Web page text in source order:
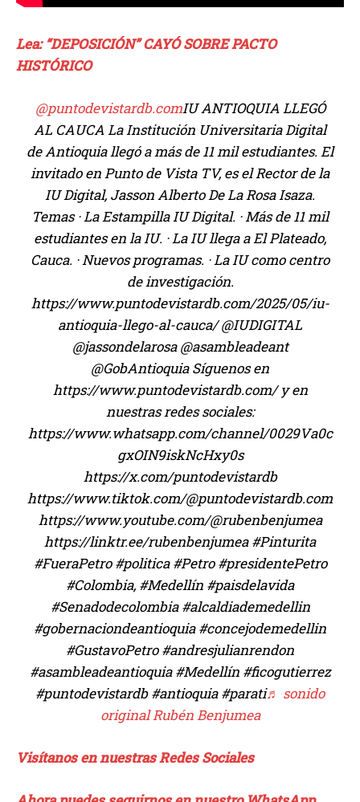
Lea: “DEPOSICIÓN” CAYÓ SOBRE PACTO
HISTÓRICO
@puntodevistardb.comIU ANTIOQUIA LLEGÓ
AL CAUCA La Institución Universitaria Digital
de Antioquia llegó a más de 11 mil estudiantes. El
invitado en Punto de Vista TV, es el Rector de la
IU Digital, Jasson Alberto De La Rosa Isaza.
Temas · La Estampilla IU Digital. · Más de 11 mil
estudiantes en la IU. · La IU llega a El Plateado,
Cauca. · Nuevos programas. · La IU como centro
de investigación.
https://www.puntodevistardb.com/2025/05/iu-
antioquia-llego-al-cauca/ @IUDIGITAL
@jassondelarosa @asambleadeant
@GobAntioquia Síguenos en
https://www.puntodevistardb.com/ y en
nuestras redes sociales:
https://www.whatsapp.com/channel/0029Va0c
gxOIN9iskNcHxy0s
https://x.com/puntodevistardb
https://www.tiktok.com/@puntodevistardb.com
https://www.youtube.com/@rubenbenjumea
https://linktr.ee/rubenbenjumea #Pinturita
#FueraPetro #politica #Petro #presidentePetro
#Colombia, #Medellín #paisdelavida
#Senadodecolombia #alcaldiademedellin
#gobernaciondeantioquia #concejodemedellin
#GustavoPetro #andresjulianrendon
#asambleadeantioquia #Medellín #ficogutierrez
#puntodevistardb #antioquia #parati♬ sonido
original Rubén Benjumea
Visítanos en nuestras Redes Sociales